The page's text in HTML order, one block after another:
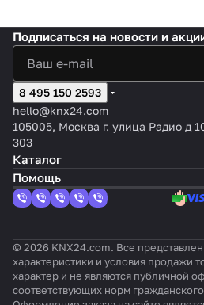
Подписаться на новости и
8 495 150 2593
hello@knx24.com
105005, Москва г. улица Радио д
303
Каталог
Помощь
© 2026 KNX24.com. Все
характеристики и условия продажи
характер и не являются публичной
соответствующих норм